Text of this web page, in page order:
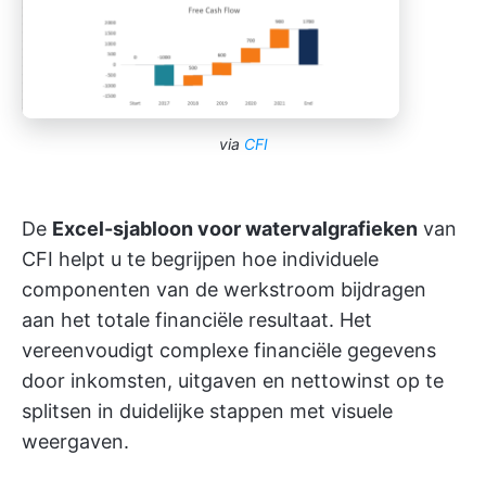
via CFI
De Excel-sjabloon voor watervalgrafieken van
CFI helpt u te begrijpen hoe individuele
componenten van de werkstroom bijdragen
aan het totale financiële resultaat. Het
vereenvoudigt complexe financiële gegevens
door inkomsten, uitgaven en nettowinst op te
splitsen in duidelijke stappen met visuele
weergaven.